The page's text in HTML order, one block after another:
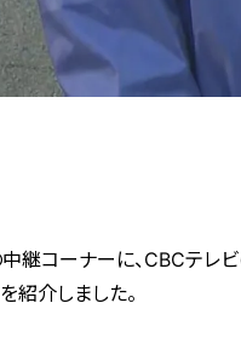
継コーナーに、CBCテレ
紹介しました。